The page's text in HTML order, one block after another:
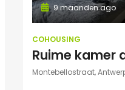
9 maanden ago
COHOUSING
Montebellostraat,